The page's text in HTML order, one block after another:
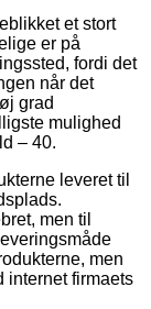
et stort
er på
fordi det
når det
grad
mulighed
– 40.
leveret til
men til
men
firmaets